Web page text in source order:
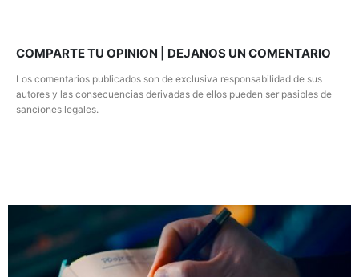
COMPARTE TU OPINION | DEJANOS UN COMENTARIO
Los comentarios publicados son de exclusiva responsabilidad de sus
autores y las consecuencias derivadas de ellos pueden ser pasibles de
sanciones legales.